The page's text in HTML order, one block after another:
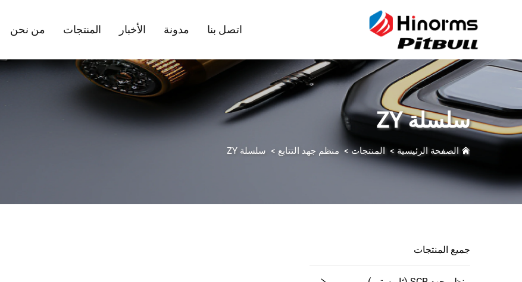
من نحن المنتجات الأخبار مدونة اتصل بنا
سلسلة ZY
الصفحة الرئيسية >المنتجات> منظم جهد التتابع > سلسلة ZY
جميع المنتجات